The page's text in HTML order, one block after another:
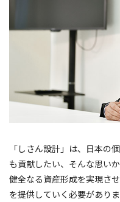
「しさん設計」は、日本の
も貢献したい、そんな思い
健全なる資産形成を実現さ
を提供していく必要があり